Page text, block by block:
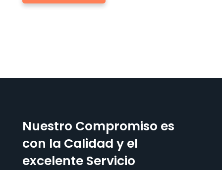
Nuestro Compromiso es
con la Calidad y el
excelente Servicio